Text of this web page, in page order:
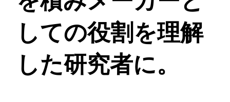
しての役割を理解
した研究者に。